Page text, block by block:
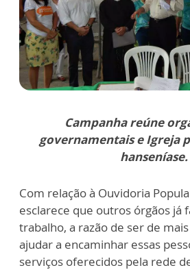
Campanha reúne
governamentais e Igreja
hanseníase.
Com relação à Ouvidoria
esclarece que outros órgãos já
trabalho, a razão de ser de
ajudar a encaminhar essas
serviços oferecidos pela rede